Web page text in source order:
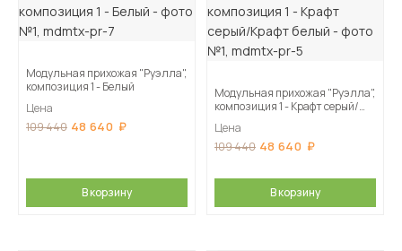
Модульная прихожая "Руэлла",
композиция 1 - Белый
Цена
109 440 48 640
В корзину
Модульная прихожая "Руэлла",
композиция 1 - Крафт серый/
Цена
109 440 48 640
В корзину